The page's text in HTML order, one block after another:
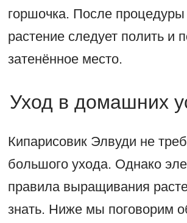
горшочка. После процедуры
растение следует полить и
затенённое место.
Уход в домашних
Кипарисовик Элвуди не
большого ухода. Однако
правила выращивания
знать. Ниже мы поговорим